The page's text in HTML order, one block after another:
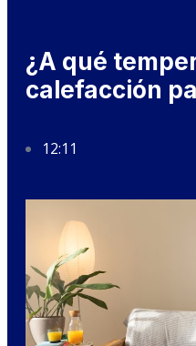
¿A qué
calefacción
12:11